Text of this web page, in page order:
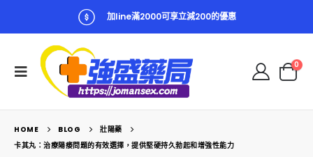
加line滿2000可享立減200的優惠
0
HOME BLOG
壯陽藥
卡其丸：治療陽痿問題的有效選擇，提供堅硬持久勃起和增強性能力